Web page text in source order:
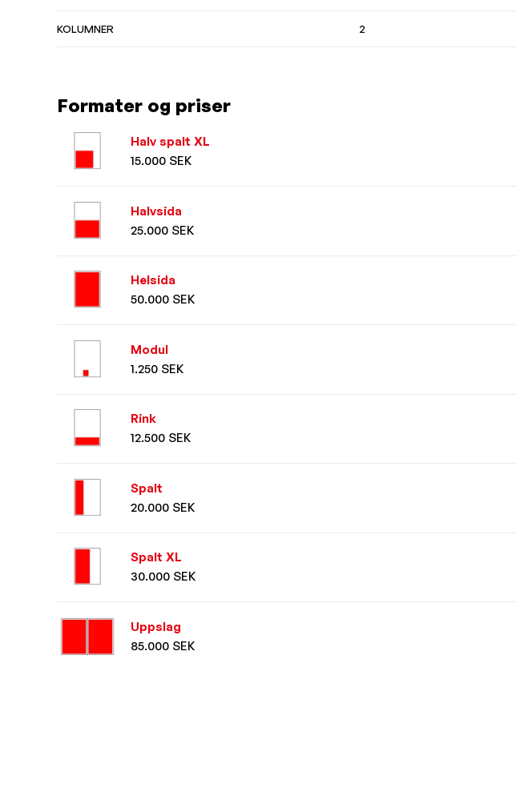
KOLUMNER 2
Formater og priser
Halv spalt XL
15.000 SEK
Halvsida
25.000 SEK
Helsida
50.000 SEK
Modul
1.250 SEK
Rink
12.500 SEK
Spalt
20.000 SEK
Spalt XL
30.000 SEK
Uppslag
85.000 SEK